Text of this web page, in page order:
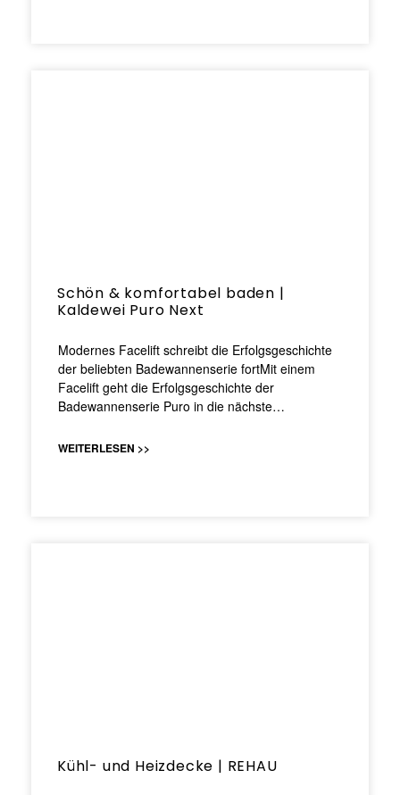
Schön & komfortabel baden |
Kaldewei Puro Next
Modernes Facelift schreibt die Erfolgsgeschichte
der beliebten Badewannenserie fortMit einem
Facelift geht die Erfolgsgeschichte der
Badewannenserie Puro in die nächste…
WEITERLESEN >>
Kühl- und Heizdecke | REHAU